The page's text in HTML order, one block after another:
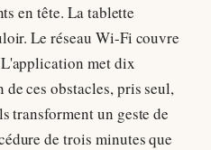
en tête. La tablette
Le réseau Wi-Fi couvre
met dix
de ces obstacles, pris seul,
transforment un geste de
de trois minutes que